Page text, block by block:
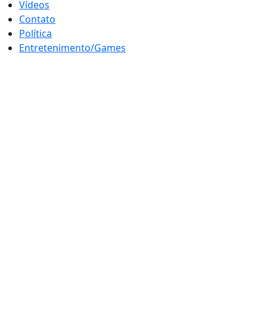
Vídeos
Contato
Política
Entretenimento/Games